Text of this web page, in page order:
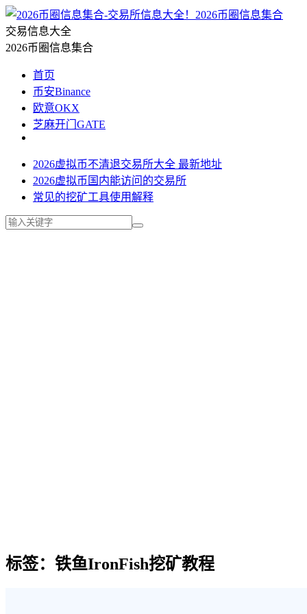
2026币圈信息集合
交易信息大全
2026币圈信息集合
首页
币安Binance
欧意OKX
芝麻开门GATE
2026虚拟币不清退交易所大全 最新地址
2026虚拟币国内能访问的交易所
常见的挖矿工具使用解释
标签：铁鱼IronFish挖矿教程